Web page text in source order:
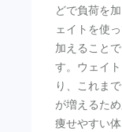
どで負荷を
ェイトを使
加えること
す。ウェイ
り、これま
が増えるた
痩せやすい